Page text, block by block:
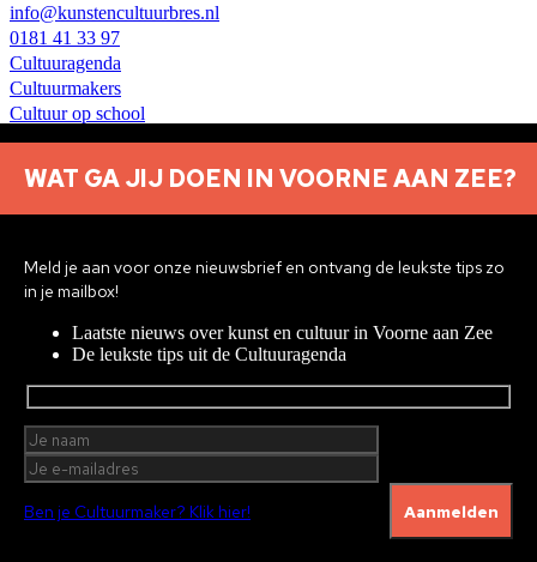
info@kunstencultuurbres.nl
0181 41 33 97
Cultuuragenda
Cultuurmakers
Cultuur op school
Over ons
Nieuwsbrief aanmelden
Privacyverklaring
© 2026 Brielle Met ♥︎ gemaakt:webdesign agency Brendly& Mad
Pack
Home
Cultuuragenda
Voor cultuurmakers
Cultuur op school
Cultuuraanbieders
Over ons
WAT GA JIJ DOEN IN VOORNE AAN ZEE?
Meld je aan voor onze nieuwsbrief en ontvang de leukste tips zo
in je mailbox!
Laatste nieuws over kunst en cultuur in Voorne aan Zee
De leukste tips uit de Cultuuragenda
Ben je Cultuurmaker? Klik hier!